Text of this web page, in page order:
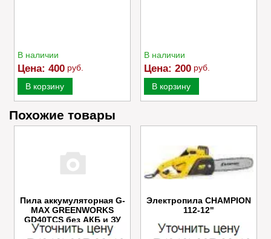
В наличии
Цена: 400 руб.
В корзину
В наличии
Цена: 200 руб.
В корзину
Похожие товары
Пила аккумуляторная G-
MAX GREENWORKS
GD40TCS без АКБ и ЗУ
Электропила CHAMPION
112-12"